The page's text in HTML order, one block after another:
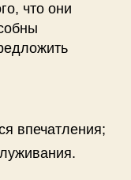
что они
впечатления;